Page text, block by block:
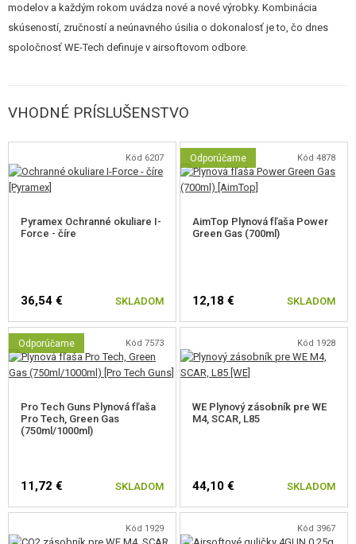
hráčov, ktorí túžia posunúť realistickosť airsoftu na vyššiu úroveň.
modelov a každým rokom uvádza nové a nové výrobky. Kombinácia
skúseností, zručností a neúnavného úsilia o dokonalosť je to, čo dnes
spoločnosť WE-Tech definuje v airsoftovom odbore.
VHODNÉ PRÍSLUŠENSTVO
Kód 6207
Pyramex Ochranné okuliare I-
Force - číre
36,54 € SKLADOM
Odporúčame Kód 4878
AimTop Plynová fľaša Power
Green Gas (700ml)
12,18 € SKLADOM
Odporúčame Kód 7573
Pro Tech Guns Plynová fľaša
Pro Tech, Green Gas
(750ml/1000ml)
11,72 € SKLADOM
Kód 1928
WE Plynový zásobník pre WE
M4, SCAR, L85
44,10 € SKLADOM
Kód 1929 Kód 3967